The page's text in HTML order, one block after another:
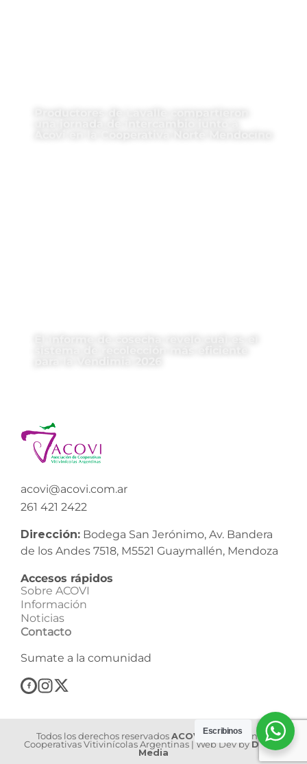
acovi@acovi.com.ar
261 421 2422
Dirección: Bodega San Jerónimo, Av. Bandera
de los Andes 7518, M5521 Guaymallén, Mendoza
Accesos rápidos
Sobre ACOVI
Información
Noticias
Contacto
Sumate a la comunidad
Todos los derechos reservados ACOVI | Asociación de
Cooperativas Vitivinícolas Argentinas | Web Dev by Dilook
Media
Escribinos